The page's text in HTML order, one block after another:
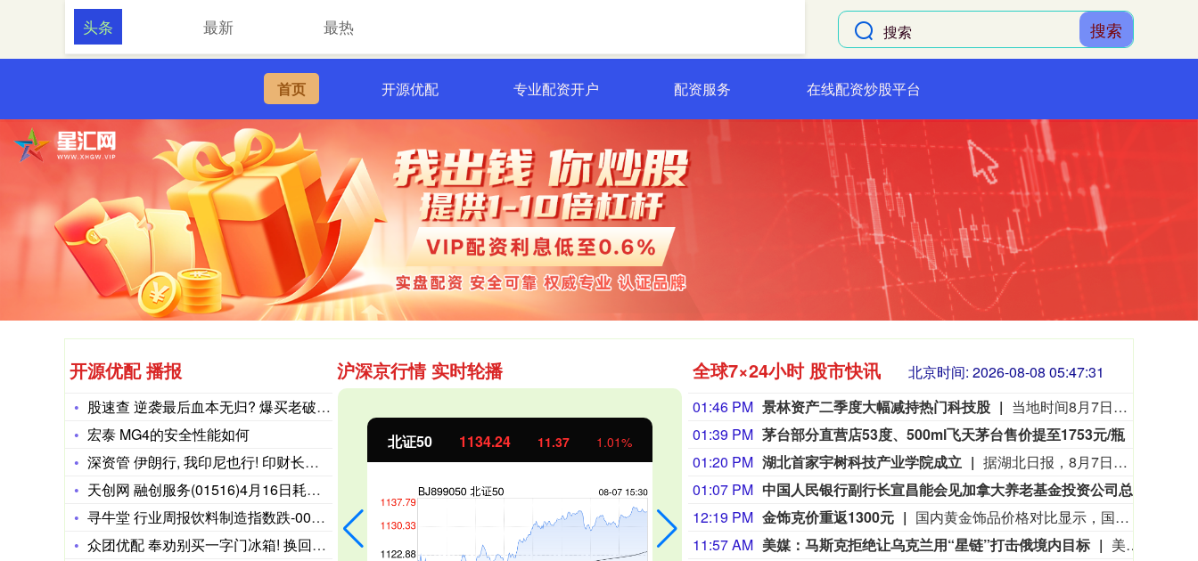
搜索
首页 开源优配 专业配资开户 配资服务 在线配资炒股平台
开源优配 播报
股速查 逆袭最后血本无归? 爆买老破小, 让普通人清醒, 接
宏泰 MG4的安全性能如何
深资管 伊朗行, 我印尼也行! 印财长不点名通知中国: 过马
天创网 融创服务(01516)4月16日耗资47.5万港元回
寻牛堂 行业周报饮料制造指数跌-003%, 跑输上证指数07
众团优配 奉劝别买一字门冰箱! 换回十字门才敢说真话, 太真
沪深京行情 实时轮播
沪深300 4694.44 43.13 0.93% 北证50 1134.24 11.37 1.01% 创业板指 3563.12 47.56 1.35% 基金指数
全球7×24小时 股市快讯 北京时间: 2026-08-08 05:47:32
01:46 PM 景林资产二季度大幅减持热门科技股
当地时间8月7日，知名千亿级私募景林资产披露2026年二季度末最新美股持仓（13F）。二季度，景林资产清仓英伟达、META等热门科技股，大幅减持英特尔、网易、谷歌等标的；景林资产在二季度末的美股持仓市值从38.8亿美元大幅下降至21.9亿美元，降幅达43%。在大幅收缩多只原有持仓的同时，景林资产也对部分半导体产业链公司进行了布局，包括近期业绩超预期的美国光模块制造商AAOI（应用光电）。
01:39 PM 茅台部分直营店53度、500ml飞天茅台售价提至1753元/瓶
01:20 PM 湖北首家宇树科技产业学院成立
据湖北日报，8月7日，湖北省首家宇树科技产业学院在长江工程职业技术学院成立。据悉，“宇树科技产业学院”由宇树科技股份有限公司与长江工程职业技术学院共建，实行“企业专家任院长、校内教授任执行副院长”双院长制管理架构，聚焦机器人调试、运维、技术支持等市场紧缺岗位，精准培育紧缺人才。
01:07 PM
中国人民银行副行长宣昌能会见加拿大养老基金投资公司总裁兼首席执行官约翰·格雷厄姆
12:19 PM 金饰克价重返1300元
国内黄金饰品价格对比显示，国内多家品牌足金饰品价格重返1300元，其中周生生足金饰品报1315元/克，周大福报价1308元/克，老庙黄金报价1310元/克。
11:57 AM 美媒：马斯克拒绝让乌克兰用“星链”打击俄境内目标
美国媒体7日披露，美国太空探索技术公司(SpaceX)创始人马斯克明确拒绝允许乌克兰军方利用SpaceX旗下卫星互联网系统“星链”打击俄罗斯境内目标。美国《大西洋》杂志以乌前国防部长费多罗夫两名“身边人”为消息源报道，费多罗夫此前一直在推动利用“星链”打击俄罗斯境内目标，曾尝试通过私下渠道与马斯克接触，但遭到后者拒绝。“截至目前，（马斯克）没有作出同意的决定。”报道称，马斯克之所以拒绝乌方用“星链”对俄进行纵深打击，是担心危机进一步升级。2022年乌克兰危机全面升级后，马斯克曾免费向乌克兰提供数万个“星链”终端。但他后来频频与乌方发生争执，敦促后者与俄方达成和平协议。（新华社）
头条 最新 最热